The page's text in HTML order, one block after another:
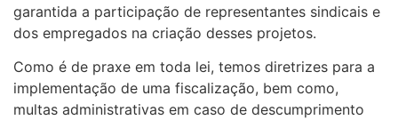
garantida a participação de representantes sindicais e
dos empregados na criação desses projetos.
Como é de praxe em toda lei, temos diretrizes para a
implementação de uma fiscalização, bem como,
multas administrativas em caso de descumprimento